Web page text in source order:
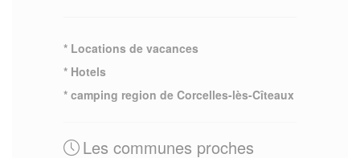
* Locations de vacances
* Hotels
* camping region de Corcelles-lès-Cîteaux
Les communes proches